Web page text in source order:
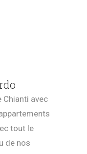
Chianti avec
tout le
de nos